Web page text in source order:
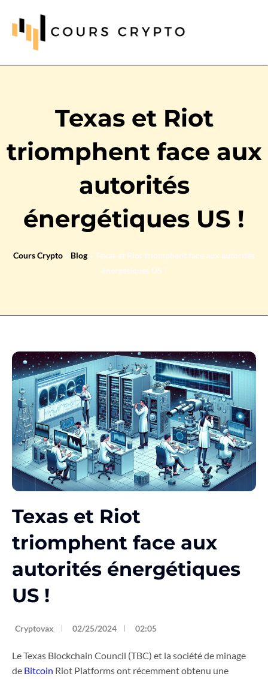
Texas et Riot
triomphent face aux
autorités
énergétiques US !
Cours Crypto » Blog » Texas et Riot triomphent face aux autorités
énergétiques US !
Texas et Riot
triomphent face aux
autorités énergétiques
US !
Cryptovax 02/25/2024 02:05
Le Texas Blockchain Council (TBC) et la société de minage
de Bitcoin Riot Platforms ont récemment obtenu une